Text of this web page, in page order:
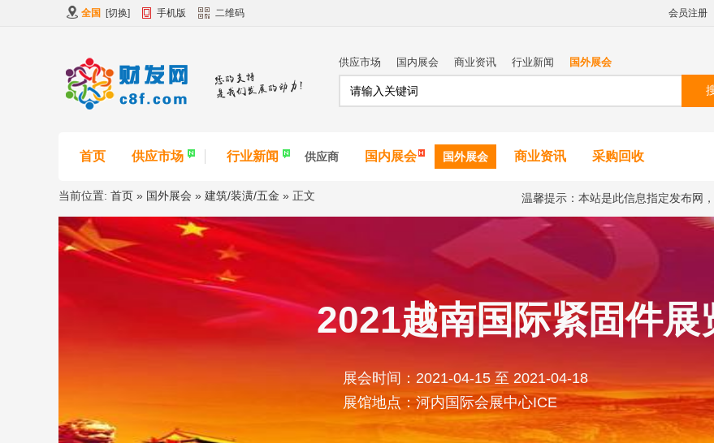
全国 [切换] 手机版 二维码 会员注册
供应市场 国内展会 商业资讯 行业新闻 国外展会
首页 供应市场 行业新闻 供应商 国内展会 国外展会 商业资讯 采购回收
当前位置: 首页 » 国外展会 » 建筑/装潢/五金 » 正文 温馨提示：本站是此信息指定发布网
2021越南国际紧固件展
展会时间：2021-04-15 至 2021-04-18
展馆地点：河内国际会展中心ICE